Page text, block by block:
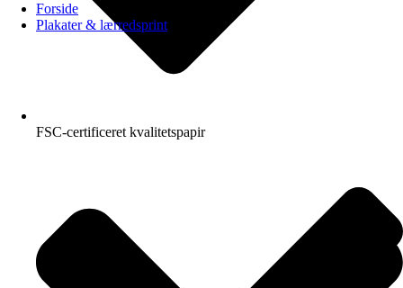
Forside
Plakater & lærredsprint
FSC-certificeret kvalitetspapir